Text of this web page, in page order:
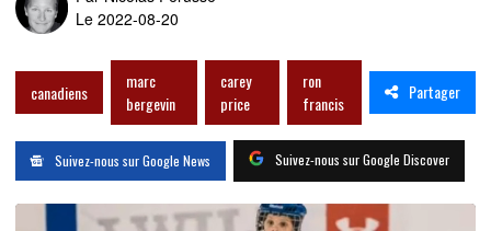
Le 2022-08-20
canadiens
marc
bergevin
carey
price
ron
francis
Partager
Suivez-nous sur Google News Suivez-nous sur Google Discover